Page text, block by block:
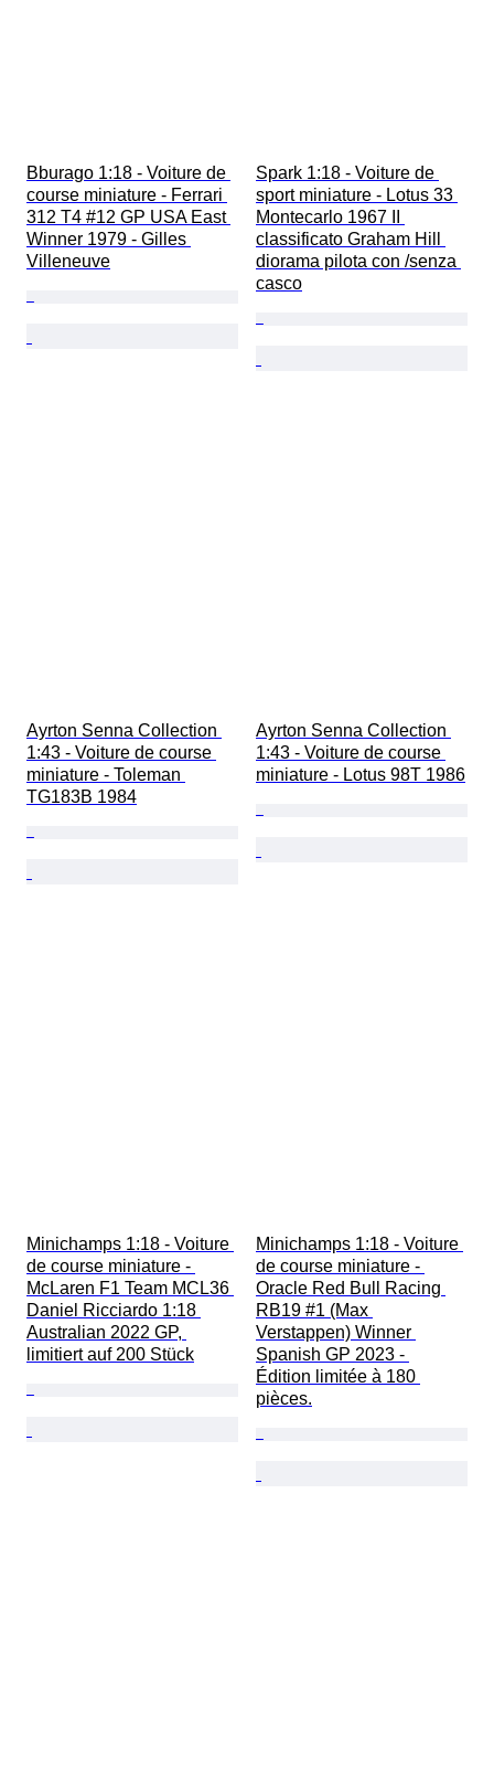
Bburago 1:18 - Voiture de
course miniature - Ferrari
312 T4 #12 GP USA East
Winner 1979 - Gilles
Villeneuve
Spark 1:18 - Voiture de
sport miniature - Lotus 33
Montecarlo 1967 II
classificato Graham Hill
diorama pilota con /senza
casco
Ayrton Senna Collection
1:43 - Voiture de course
miniature - Toleman
TG183B 1984
Ayrton Senna Collection
1:43 - Voiture de course
miniature - Lotus 98T 1986
Minichamps 1:18 - Voiture
de course miniature -
McLaren F1 Team MCL36
Daniel Ricciardo 1:18
Australian 2022 GP,
limitiert auf 200 Stück
Minichamps 1:18 - Voiture
de course miniature -
Oracle Red Bull Racing
RB19 #1 (Max
Verstappen) Winner
Spanish GP 2023 -
Édition limitée à 180
pièces.